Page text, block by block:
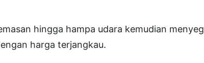
a
k
hingga hampa udara kemudian
harga terjangkau.